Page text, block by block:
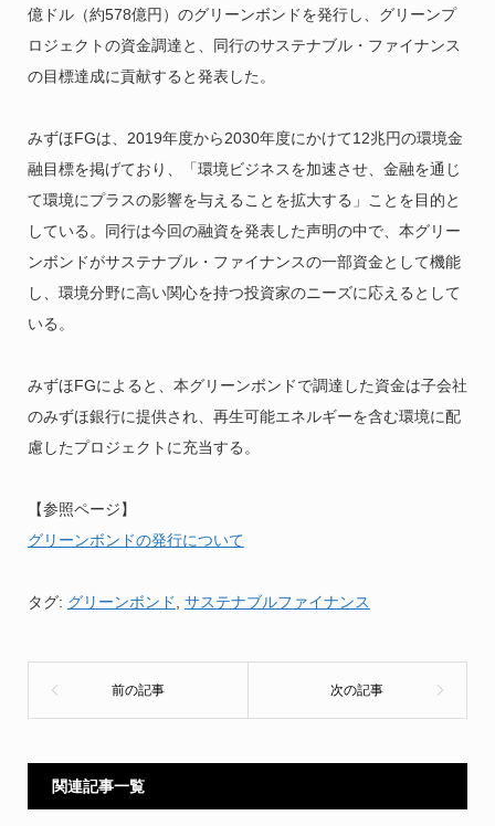
億ドル（約578億円）のグリーンボンドを発行し、グリーンプ
ロジェクトの資金調達と、同行のサステナブル・ファイナンス
の目標達成に貢献すると発表した。
みずほFGは、2019年度から2030年度にかけて12兆円の環境金
融目標を掲げており、「環境ビジネスを加速させ、金融を通じ
て環境にプラスの影響を与えることを拡大する」ことを目的と
している。同行は今回の融資を発表した声明の中で、本グリー
ンボンドがサステナブル・ファイナンスの一部資金として機能
し、環境分野に高い関心を持つ投資家のニーズに応えるとして
いる。
みずほFGによると、本グリーンボンドで調達した資金は子会社
のみずほ銀行に提供され、再生可能エネルギーを含む環境に配
慮したプロジェクトに充当する。
【参照ページ】
グリーンボンドの発行について
タグ: グリーンボンド サステナブルファイナンス
関連記事一覧